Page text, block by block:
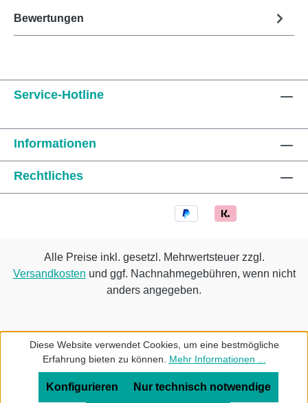
Bewertungen
Service-Hotline
Informationen
Rechtliches
Alle Preise inkl. gesetzl. Mehrwertsteuer zzgl.
Versandkosten und ggf. Nachnahmegebühren, wenn nicht
anders angegeben.
Diese Website verwendet Cookies, um eine bestmögliche
Erfahrung bieten zu können. Mehr Informationen ...
Nur technisch notwendige
Konfigurieren